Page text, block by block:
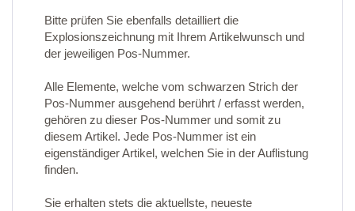
Bitte prüfen Sie ebenfalls detailliert die
Explosionszeichnung mit Ihrem Artikelwunsch und
der jeweiligen Pos-Nummer.
Alle Elemente, welche vom schwarzen Strich der
Pos-Nummer ausgehend berührt / erfasst werden,
gehören zu dieser Pos-Nummer und somit zu
diesem Artikel. Jede Pos-Nummer ist ein
eigenständiger Artikel, welchen Sie in der Auflistung
finden.
Sie erhalten stets die aktuellste, neueste